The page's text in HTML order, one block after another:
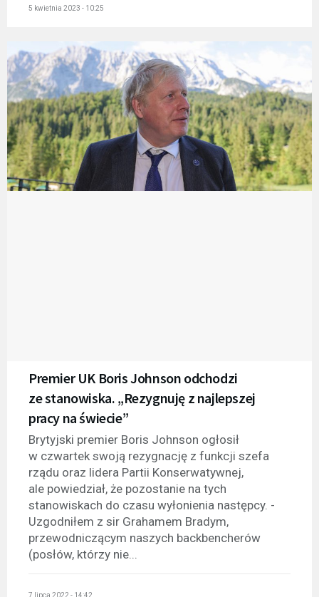
5 kwietnia 2023 - 10:25
Premier UK Boris Johnson odchodzi
ze stanowiska. „Rezygnuję z najlepszej
pracy na świecie”
Brytyjski premier Boris Johnson ogłosił
w czwartek swoją rezygnację z funkcji szefa
rządu oraz lidera Partii Konserwatywnej,
ale powiedział, że pozostanie na tych
stanowiskach do czasu wyłonienia następcy. -
Uzgodniłem z sir Grahamem Bradym,
przewodniczącym naszych backbencherów
(posłów, którzy nie...
7 lipca 2022 - 14:42